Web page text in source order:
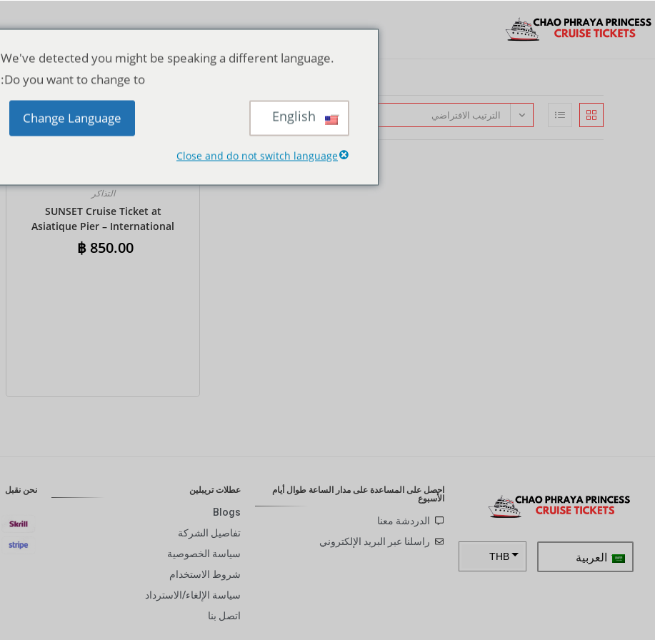
الترتيب الافتراضي VIEW:
12
24
التذاكر
SUNSET Cruise Ticket at
Asiatique Pier – International
Buffet
฿850.00
العربية THB
احصل على المساعدة على مدار الساعة طوال أيام
الأسبوع
الدردشة معنا
راسلنا عبر البريد الإلكتروني
عطلات تريبلين
Blogs
تفاصيل الشركة
سياسة الخصوصية
شروط الاستخدام
سياسة الإلغاء/الاسترداد
اتصل بنا
نحن نقبل
We've detected you might be speaking a different language.
Do you want to change to:
Change Language
Close and do not switch language